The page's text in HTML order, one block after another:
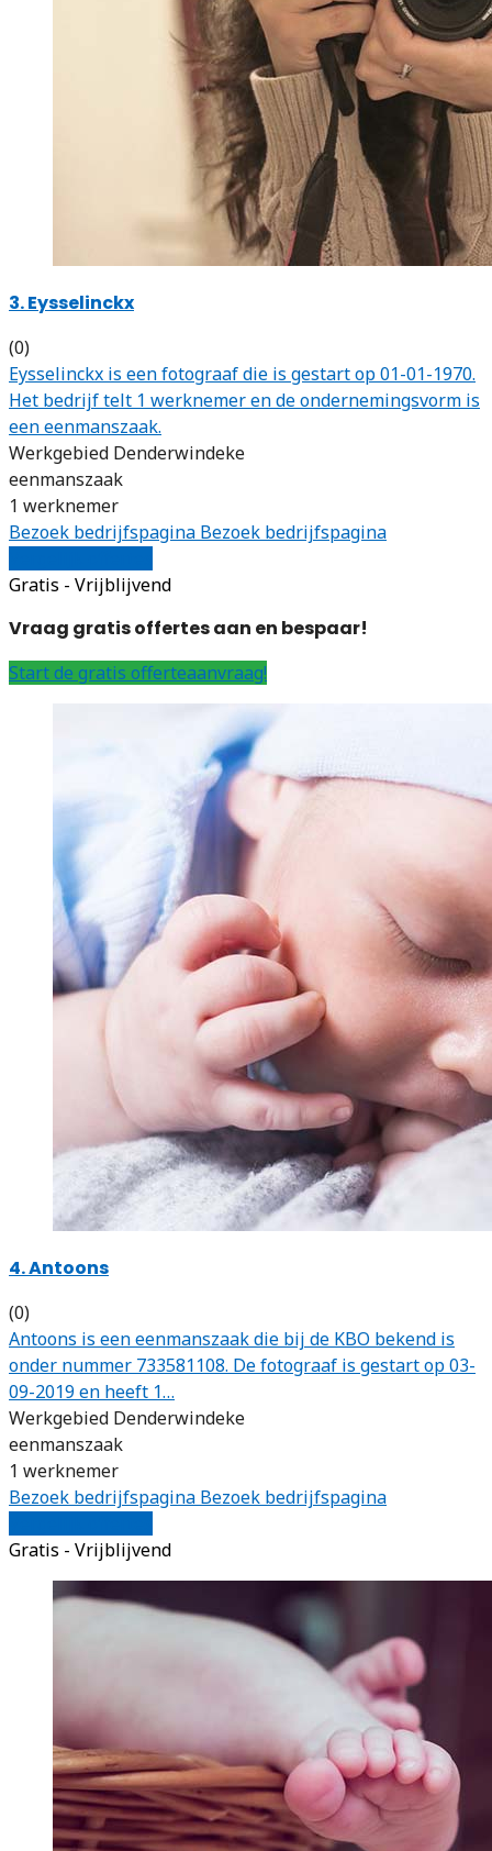
3. Eysselinckx
(0)
Eysselinckx is een fotograaf die is gestart op 01-01-1970.
Het bedrijf telt 1 werknemer en de ondernemingsvorm is
een eenmanszaak.
Werkgebied Denderwindeke
eenmanszaak
1 werknemer
Bezoek bedrijfspagina Bezoek bedrijfspagina
Gratis - Vrijblijvend
Vraag gratis offertes aan en bespaar!
Start de gratis offerteaanvraag!
4. Antoons
(0)
Antoons is een eenmanszaak die bij de KBO bekend is
onder nummer 733581108. De fotograaf is gestart op 03-
09-2019 en heeft 1…
Werkgebied Denderwindeke
eenmanszaak
1 werknemer
Bezoek bedrijfspagina Bezoek bedrijfspagina
Gratis - Vrijblijvend